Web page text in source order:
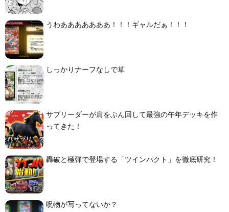
うわあああああああ！！！ギャルだぁ！！！
しっかりナーフなしで草
サブリーダーが肩をぶん回して最強の午年デッキを作
ってきた！
轟破と極弾で登場する「ツインパクト」を徹底研究！
呪物が写ってないか？